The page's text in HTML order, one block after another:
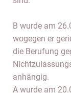
B wurde am
wogegen er
die Berufung
anhängig.
A wurde am